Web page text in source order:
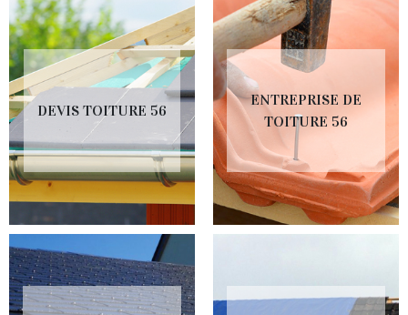
DEVIS TOITURE 56
ENTREPRISE DE
TOITURE 56